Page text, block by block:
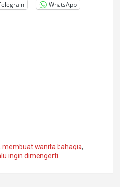
WhatsApp
, membuat wanita bahagia,
ingin dimengerti